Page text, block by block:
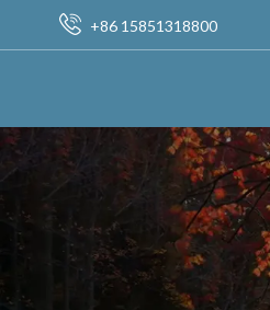
+86 15851318800